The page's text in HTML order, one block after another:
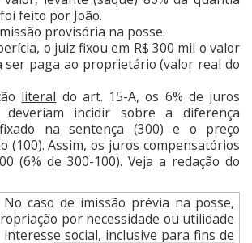
feito por João.
provisória na posse.
o juiz fixou em R$ 300 mil o valor
ser paga ao proprietário (valor real do
literal do art. 15-A, os 6% de juros
deveriam incidir sobre a diferença
na sentença (300) e o preço
(100). Assim, os juros compensatórios
(6% de 300-100). Veja a redação do
caso de imissão prévia na posse,
por necessidade ou utilidade
social, inclusive para fins de